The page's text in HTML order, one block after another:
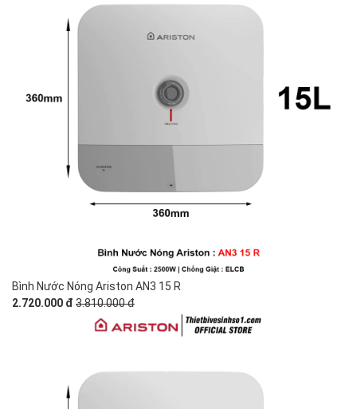
Bình Nước Nóng Ariston AN3 15 R
2.720.000 đ 3.810.000 đ